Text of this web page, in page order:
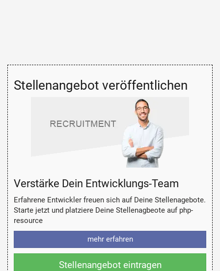
Stellenangebot veröffentlichen
Verstärke Dein Entwicklungs-Team
Erfahrene Entwickler freuen sich auf Deine Stellenagebote.
Starte jetzt und platziere Deine Stellenagbeote auf php-
resource
mehr erfahren
Stellenangebot eintragen